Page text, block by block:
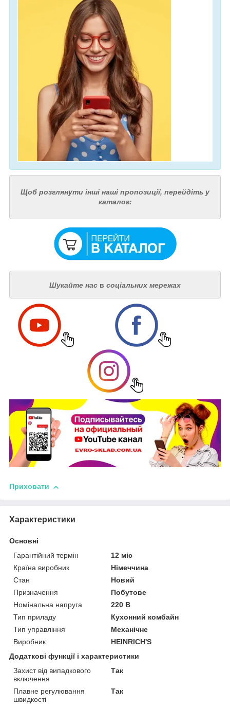
Щоб розглянути інші наші пропозиції, перейдіть у
каталог:
Шукайте нас в соціальних мережах
Приховати
Характеристики
Основні
Гарантійний термін
12 міс
Країна виробник
Німеччина
Стан
Новий
Призначення
Побутове
Номінальна напруга
220 В
Тип приладу
Кухонний комбайн
Тип управління
Механічне
Виробник
HEINRICH'S
Додаткові функції і характеристики
Захист від випадкового
включення
Так
Плавне регулювання
швидкості
Так